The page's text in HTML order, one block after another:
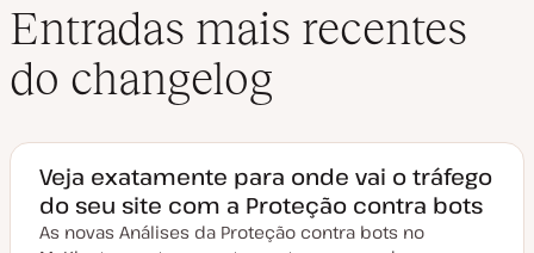
Entradas mais recentes
do changelog
Veja exatamente para onde vai o tráfego
do seu site com a Proteção contra bots
As novas Análises da Proteção contra bots no